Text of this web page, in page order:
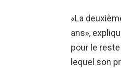
«La
ans»,
pour le
lequel son